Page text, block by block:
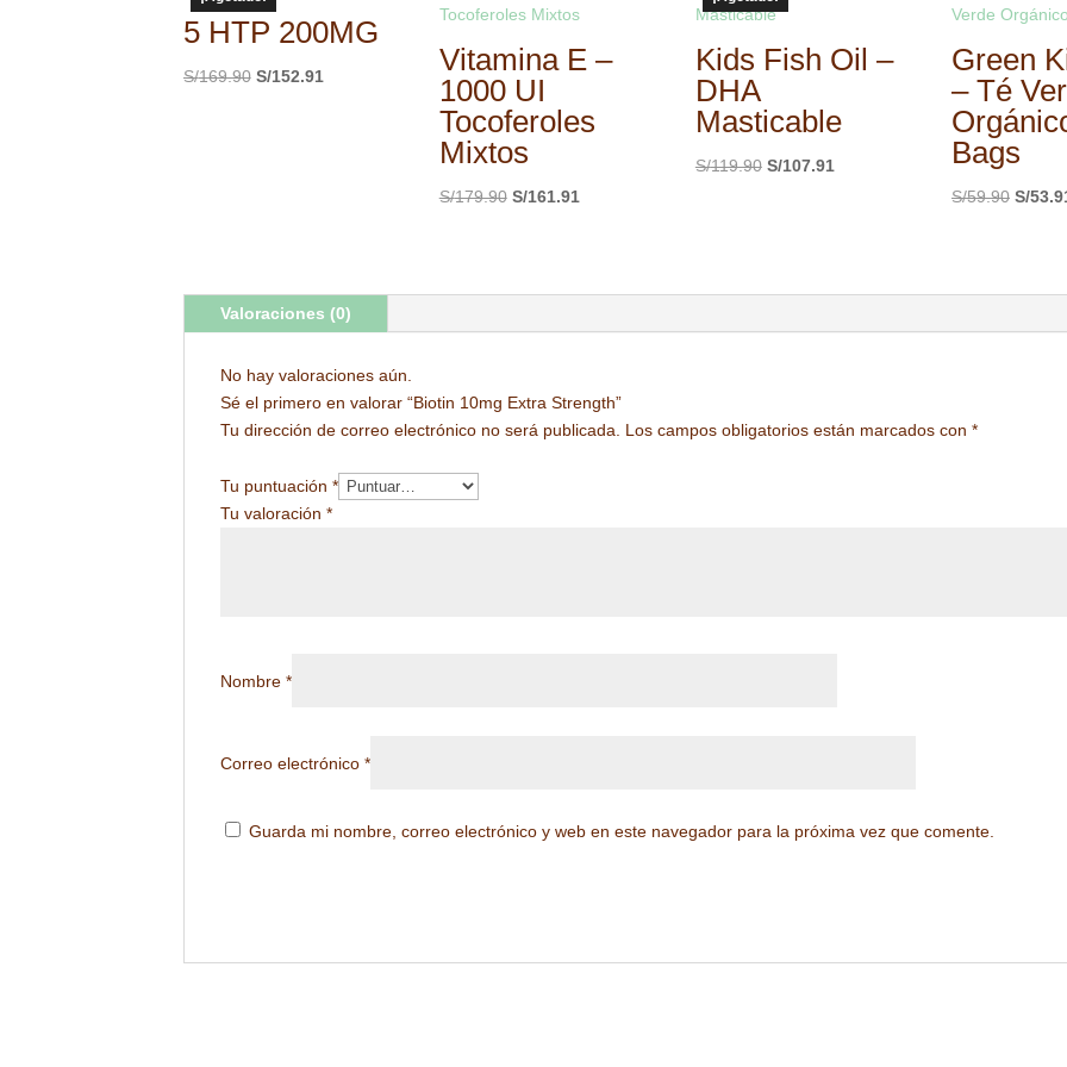
5 HTP 200MG
S/169.90 El
S/152.91
Vitamina E –
1000 UI
Tocoferoles
Mixtos
S/179.90 El
S/161.91
Kids Fish Oil –
DHA
Masticable
S/119.90 El
S/107.91
Green
– Té
Bags
S/59.90 El
S/
Valoraciones (0)
No hay valoraciones aún.
Sé el primero en valorar “Biotin 10mg Extra Strength”
Tu dirección de correo electrónico no será publicada.
Los campos obligatorios están marcados con *
Tu puntuación *
Tu valoración *
Nombre *
Correo electrónico *
Guarda mi nombre, correo electrónico y web en este navegador para la próxima vez que comente.